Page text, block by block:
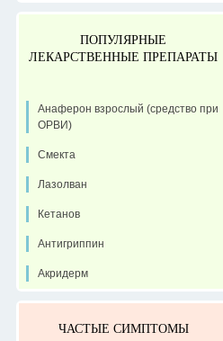
ПОПУЛЯРНЫЕ
ЛЕКАРСТВЕННЫЕ ПРЕПАРАТЫ
Анаферон взрослый (средство при
ОРВИ)
Смекта
Лазолван
Кетанов
Антигриппин
Акридерм
ЧАСТЫЕ СИМПТОМЫ